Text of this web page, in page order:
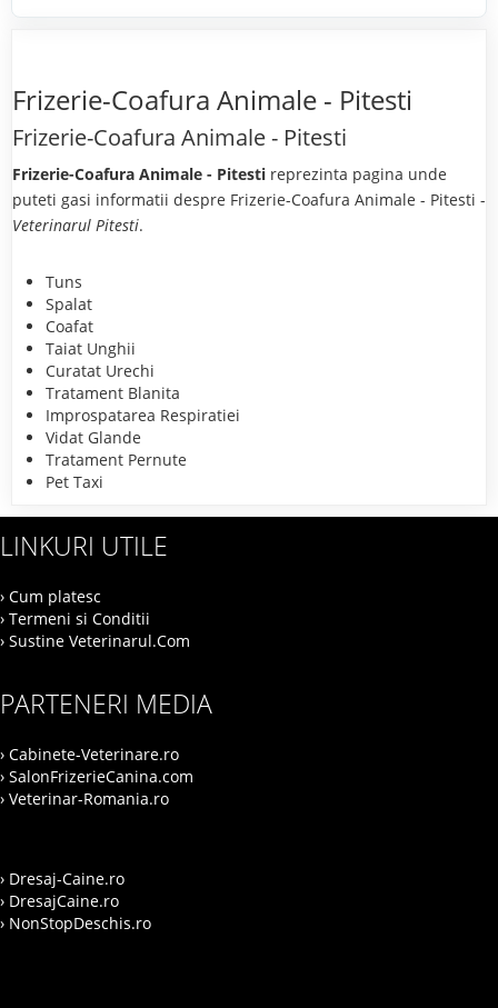
Frizerie-Coafura Animale - Pitesti
Frizerie-Coafura Animale - Pitesti
Frizerie-Coafura Animale - Pitesti reprezinta pagina unde
puteti gasi informatii despre Frizerie-Coafura Animale - Pitesti -
Veterinarul Pitesti.
Tuns
Spalat
Coafat
Taiat Unghii
Curatat Urechi
Tratament Blanita
Improspatarea Respiratiei
Vidat Glande
Tratament Pernute
Pet Taxi
LINKURI UTILE
› Cum platesc
› Termeni si Conditii
› Sustine Veterinarul.Com
PARTENERI MEDIA
› Cabinete-Veterinare.ro
› SalonFrizerieCanina.com
› Veterinar-Romania.ro
› Dresaj-Caine.ro
› DresajCaine.ro
› NonStopDeschis.ro